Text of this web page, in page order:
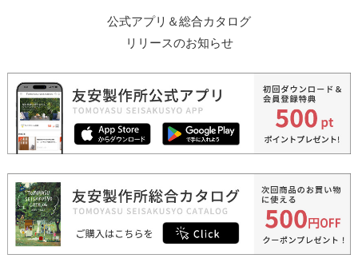
公式アプリ＆総合カタログ
リリースのお知らせ